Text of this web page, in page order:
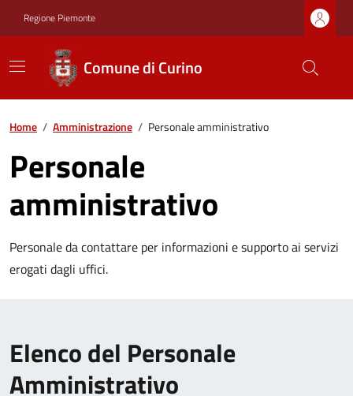
Regione Piemonte
Comune di Curino
Home / Amministrazione / Personale amministrativo
Personale
amministrativo
Personale da contattare per informazioni e supporto ai servizi
erogati dagli uffici.
Elenco del Personale
Amministrativo